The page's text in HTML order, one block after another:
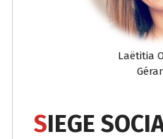
Laëtitia
SIEGE